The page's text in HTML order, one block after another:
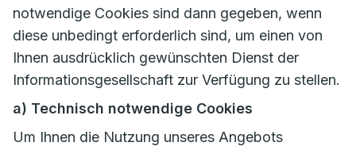
notwendige Cookies sind dann gegeben, wenn
diese unbedingt erforderlich sind, um einen von
Ihnen ausdrücklich gewünschten Dienst der
Informationsgesellschaft zur Verfügung zu stellen.
a) Technisch notwendige Cookies
Um Ihnen die Nutzung unseres Angebots